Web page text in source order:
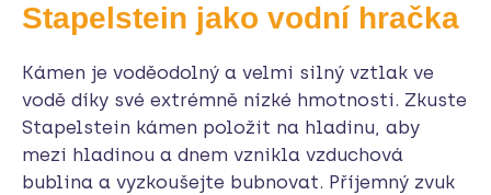
Stapelstein jako vodní hračka
Kámen je voděodolný a velmi silný vztlak ve
vodě díky své extrémně nízké hmotnosti. Zkuste
Stapelstein kámen položit na hladinu, aby
mezi hladinou a dnem vznikla vzduchová
bublina a vyzkoušejte bubnovat. Příjemný zvuk